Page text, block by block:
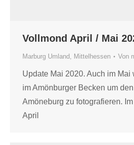
Vollmond April / Mai
Marburg Umland, Mittelhessen Von
Update Mai 2020. Auch im Mai
im Amönburger Becken um
Amöneburg zu fotografieren.
April